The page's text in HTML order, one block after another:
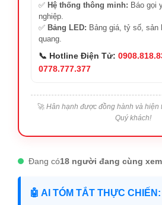
✅ Hệ thống thông minh: Báo gọi
nghiệp.
✅ Bảng LED: Bảng giá, tỷ số,
quang.
📞 Hotline Điện Tử:
0778.777.377
🚀 Hân hạnh được đồng hành và hiện
Quý khách!
Đang có18 người đang cùng
🤖 AI TÓM TẮT THỰC CHIẾN: